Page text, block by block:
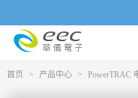
首页 > 产品中心 > PowerTRAC